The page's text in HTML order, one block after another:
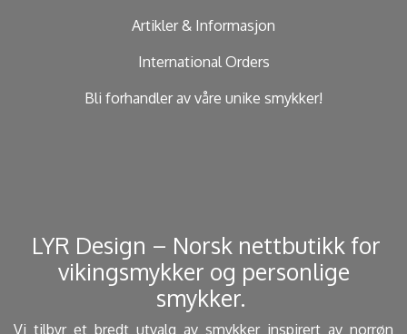
Artikler & Informasjon
International Orders
Bli forhandler av våre unike smykker!
​ LYR Design – Norsk nettbutikk for
vikingsmykker og personlige
smykker. ​
Vi tilbyr et bredt utvalg av smykker inspirert av norrøn